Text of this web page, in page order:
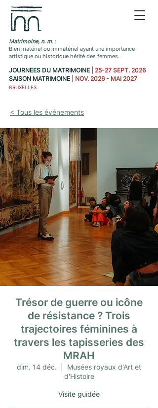
Matrimoine, n. m. :
Bien matériel ou immatériel ayant une importance
artistique ou historique hérité des femmes.
JOURNEES DU MATRIMOINE
| 25-27 SEPT. 2026
SAISON MATRIMOINE
| NOV. 2026 - MAI 2027
BRUXELLES
< Tous les événements
Trésor de guerre ou icône
de résistance ? Trois
trajectoires féminines à
travers les tapisseries des
MRAH
dim. 14 déc.
Musées royaux d'Art et
d'Histoire
Visite guidée